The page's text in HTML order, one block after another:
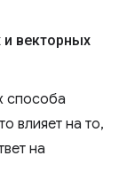
и векторных
способа
влияет на то,
на